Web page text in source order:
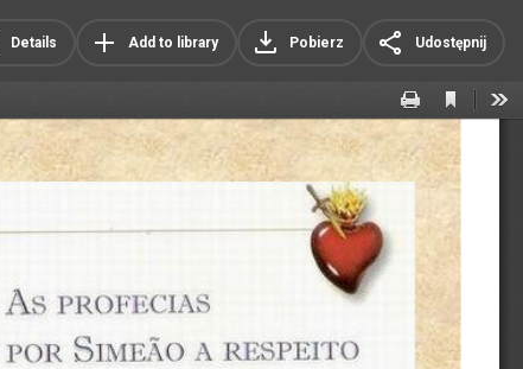
Details Add to library Pobierz Udostępnij